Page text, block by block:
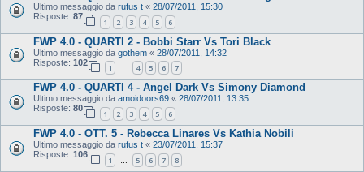
Ultimo messaggio da rufus t « 28/07/2011, 15:30
Risposte: 87
1 2 3 4 5 6
FWP 4.0 - QUARTI 2 - Bobbi Starr Vs Tori Black
Ultimo messaggio da gothem « 28/07/2011, 14:32
Risposte: 102
1 4 5 6 7
FWP 4.0 - QUARTI 4 - Angel Dark Vs Simony Diamond
Ultimo messaggio da amoidoors69 « 28/07/2011, 13:35
Risposte: 80
1 2 3 4 5 6
FWP 4.0 - OTT. 5 - Rebecca Linares Vs Kathia Nobili
Ultimo messaggio da rufus t « 23/07/2011, 15:37
Risposte: 106
1 … 5 6 7 8